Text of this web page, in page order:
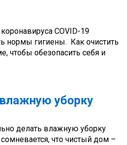
COVID-19
нормы гигиены. Как очистить
чтобы обезопасить себя и
уборку
делать влажную уборку
что чистый дом –